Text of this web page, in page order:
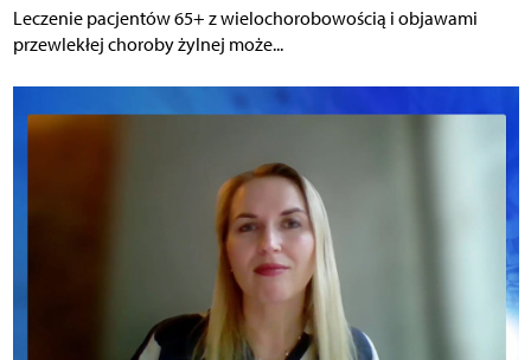
Leczenie pacjentów 65+ z wielochorobowością i objawami
przewlekłej choroby żylnej może...